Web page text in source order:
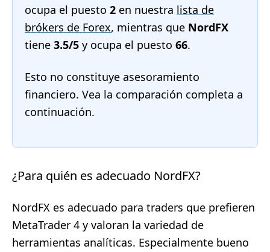
ocupa el puesto 2 en nuestra lista de
brókers de Forex, mientras que NordFX
tiene 3.5/5 y ocupa el puesto 66.
Esto no constituye asesoramiento
financiero. Vea la comparación completa a
continuación.
¿Para quién es adecuado NordFX?
NordFX es adecuado para traders que prefieren
MetaTrader 4 y valoran la variedad de
herramientas analíticas. Especialmente bueno